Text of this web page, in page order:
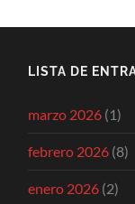
LISTA DE
marzo 2026 (1)
febrero 2026 (8)
enero 2026 (2)